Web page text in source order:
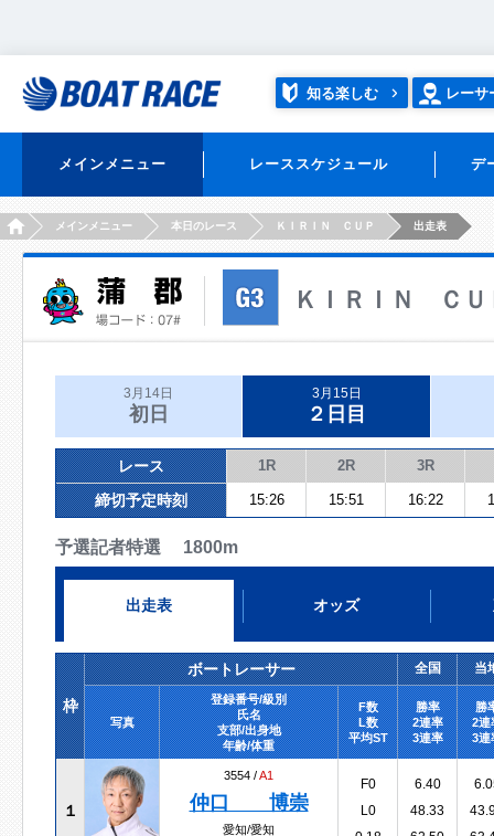
知る楽しむ レーサ
メインメニュー レーススケジュール デ
HOMEメインメニュー 本日のレース ＫＩＲＩＮ ＣＵＰ 出走表
ＫＩＲＩＮ ＣＵ
3月14日
初日
3月15日
２日目
レース 1R 2R 3R
締切予定時刻 15:26 15:51 16:22
予選記者特選 1800m
出走表 オッズ
枠
ボートレーサー 全国 当
写真
登録番号/級別
氏名
支部/出身地
年齢/体重
F数
L数
平均ST
勝率
2連率
3連率
勝
2連
3連
１
3554 /A1
仲口 博崇
愛知/愛知
F0
L0
6.40
48.33